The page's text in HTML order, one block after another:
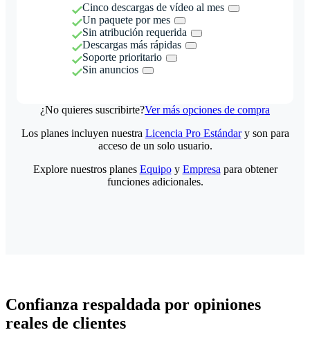
Cinco descargas de vídeo al mes
Un paquete por mes
Sin atribución requerida
Descargas más rápidas
Soporte prioritario
Sin anuncios
¿No quieres suscribirte?Ver más opciones de compra
Los planes incluyen nuestra Licencia Pro Estándary son para
acceso de un solo usuario.
Explore nuestros planes Equipoy Empresa para obtener
funciones adicionales.
Confianza respaldada por opiniones
reales de clientes